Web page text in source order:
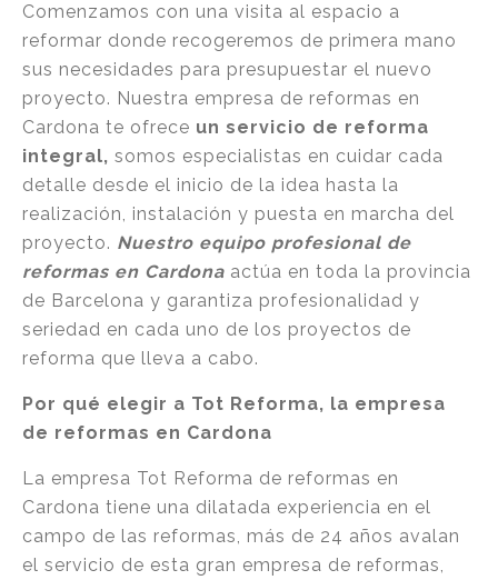
Comenzamos con una visita al espacio a
reformar donde recogeremos de primera mano
sus necesidades para presupuestar el nuevo
proyecto. Nuestra empresa de reformas en
Cardona te ofrece un servicio de reforma
integral, somos especialistas en cuidar cada
detalle desde el inicio de la idea hasta la
realización, instalación y puesta en marcha del
proyecto. Nuestro equipo profesional de
reformas en Cardona actúa en toda la provincia
de Barcelona y garantiza profesionalidad y
seriedad en cada uno de los proyectos de
reforma que lleva a cabo.
Por qué elegir a Tot Reforma, la empresa
de reformas en Cardona
La empresa Tot Reforma de reformas en
Cardona tiene una dilatada experiencia en el
campo de las reformas, más de 24 años avalan
el servicio de esta gran empresa de reformas,